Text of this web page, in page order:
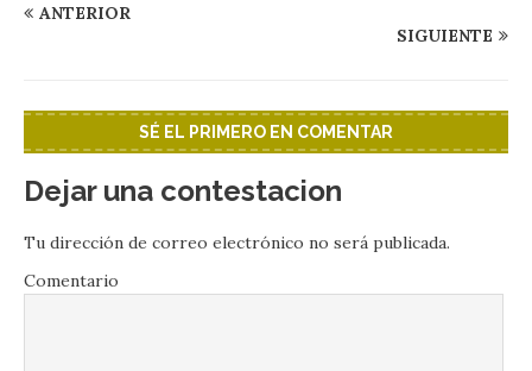
ANTERIOR
SIGUIENTE
SÉ EL PRIMERO EN COMENTAR
Dejar una contestacion
Tu dirección de correo electrónico no será publicada.
Comentario